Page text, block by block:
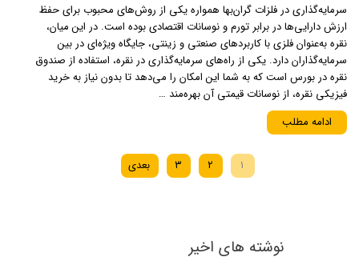
سرمایه‌گذاری در فلزات گران‌بها همواره یکی از روش‌های محبوب برای حفظ
ارزش دارایی‌ها در برابر تورم و نوسانات اقتصادی بوده است. در این میان،
نقره به‌عنوان فلزی با کاربردهای صنعتی و زینتی، جایگاه ویژه‌ای در بین
سرمایه‌گذاران دارد. یکی از راه‌های سرمایه‌گذاری در نقره، استفاده از صندوق
نقره در بورس است که به شما این امکان را می‌دهد تا بدون نیاز به خرید
فیزیکی نقره، از نوسانات قیمتی آن بهره‌مند …
ادامه مطلب
۱ ۲ ۳ بعدی
نوشته های اخیر